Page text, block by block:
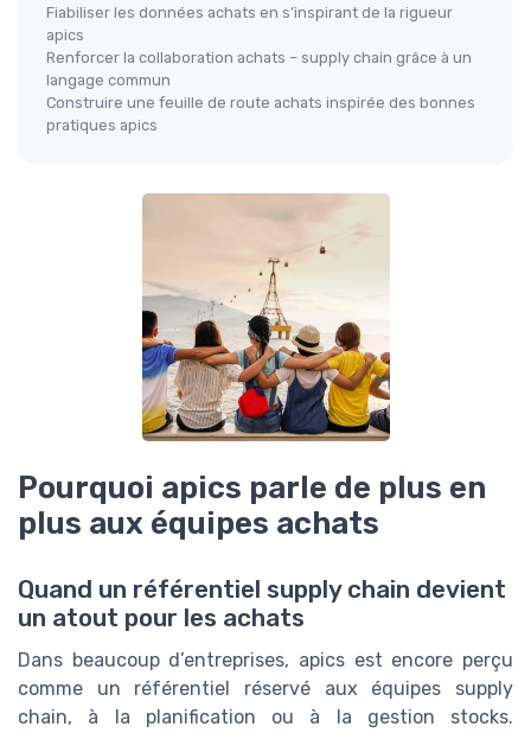
Fiabiliser les données achats en s’inspirant de la rigueur
apics
Renforcer la collaboration achats – supply chain grâce à un
langage commun
Construire une feuille de route achats inspirée des bonnes
pratiques apics
Pourquoi apics parle de plus en
plus aux équipes achats
Quand un référentiel supply chain devient
un atout pour les achats
Dans beaucoup d’entreprises, apics est encore perçu
comme un référentiel réservé aux équipes supply
chain, à la planification ou à la gestion stocks.